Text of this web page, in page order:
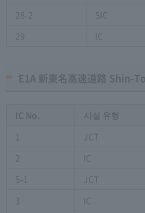
28-2
SIC
29
IC
E1A 新東名高速道路 Shin-
1
JCT
2
IC
5-1
JCT
3
IC